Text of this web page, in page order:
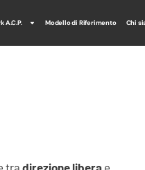
A.C.P. Modello di Riferimento Chi
tra direzione liberae